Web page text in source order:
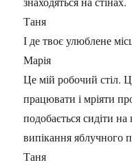
Таня
І де твоє улюблене
Марія
Це мій робочий стіл.
працювати і мріяти
подобається сидіти на
випікання яблучного
Таня